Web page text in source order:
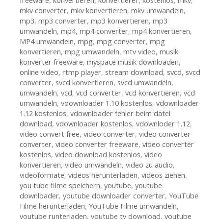
mkv converter, mkv konvertieren, mkv umwandeln,
mp3, mp3 converter, mp3 konvertieren, mp3
umwandeln, mp4, mp4 converter, mp4 konvertieren,
MP4 umwandeln, mpg, mpg converter, mpg
konvertieren, mpg umwandeln, mtv video, musik
konverter freeware, myspace musik downloaden,
online video, rtmp player, stream download, svcd, svcd
converter, svcd konvertieren, svcd umwandeln,
umwandeln, vcd, vcd converter, vcd konvertieren, vcd
umwandeln, vdownloader 1.10 kostenlos, vdownloader
1.12 kostenlos, vdownloader fehler beim datei
download, vdownloader kostenlos, vdownloder 1.12,
video convert free, video converter, video converter
converter, video converter freeware, video converter
kostenlos, video download kostenlos, video
konvertieren, video umwandeln, video zu audio,
videoformate, videos herunterladen, videos ziehen,
you tube filme speichern, youtube, youtube
downloader, youtube downloader converter, YouTube
Filme herunterladen, YouTube Filme umwandeln,
youtube runterladen, youtube tv download, youtube